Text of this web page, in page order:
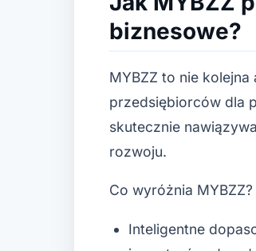
biznesowe?
MYBZZ to nie
przedsiębiorców dla
skutecznie
rozwoju.
Co wyróżnia MYBZZ?
Inteligentne